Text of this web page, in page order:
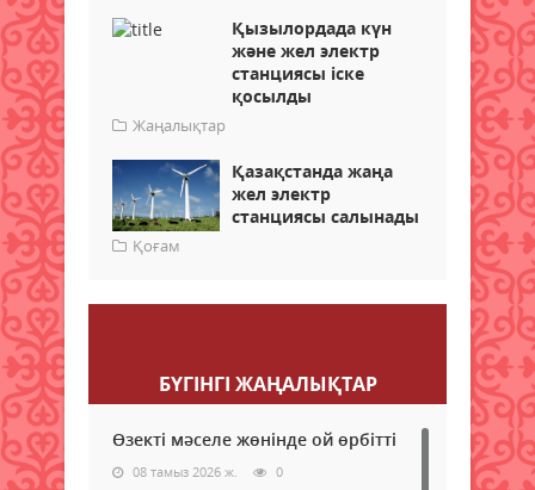
Қызылордада күн
және жел электр
станциясы іске
қосылды
Жаңалықтар
Қазақстанда жаңа
жел электр
станциясы салынады
Қоғам
БҮГІНГI ЖАҢАЛЫҚТАР
Өзекті мәселе жөнінде ой өрбітті
08 тамыз 2026 ж. 0